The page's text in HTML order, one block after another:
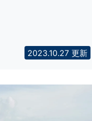
2023.10.27 更新